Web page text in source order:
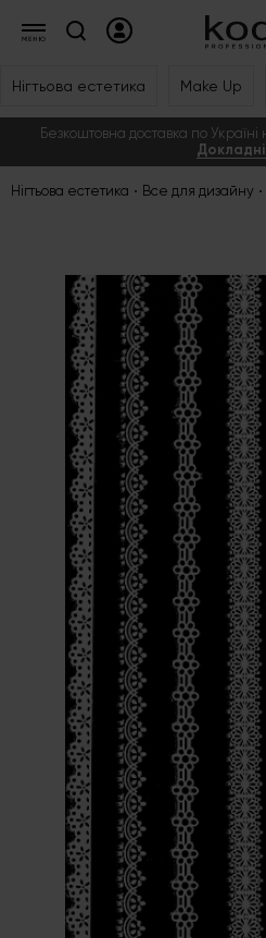
Нігтьова естетика Make Up
Безкоштовна доставка по
Нігтьова естетика Все для дизайну